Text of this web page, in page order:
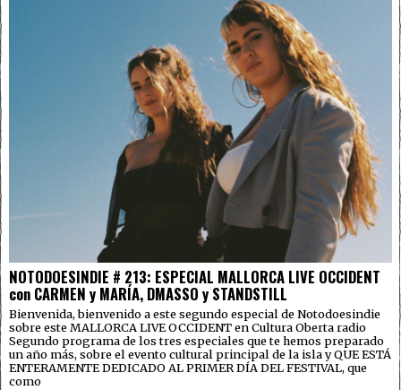
NOTODOESINDIE # 213: ESPECIAL MALLORCA LIVE OCCIDENT
con CARMEN y MARÍA, DMASSO y STANDSTILL
Bienvenida, bienvenido a este segundo especial de Notodoesindie
sobre este MALLORCA LIVE OCCIDENT en Cultura Oberta radio
Segundo programa de los tres especiales que te hemos preparado
un año más, sobre el evento cultural principal de la isla y QUE ESTÁ
ENTERAMENTE DEDICADO AL PRIMER DÍA DEL FESTIVAL, que
como